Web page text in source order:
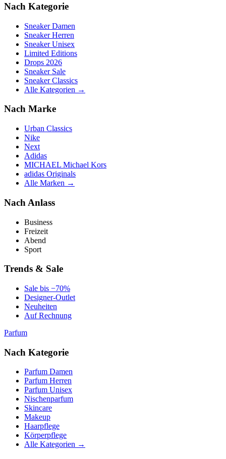
Nach Kategorie
Sneaker Damen
Sneaker Herren
Sneaker Unisex
Limited Editions
Drops 2026
Sneaker Sale
Sneaker Classics
Alle Kategorien →
Nach Marke
Urban Classics
Nike
Next
Adidas
MICHAEL Michael Kors
adidas Originals
Alle Marken →
Nach Anlass
Business
Freizeit
Abend
Sport
Trends & Sale
Sale bis −70%
Designer-Outlet
Neuheiten
Auf Rechnung
Parfum
Nach Kategorie
Parfum Damen
Parfum Herren
Parfum Unisex
Nischenparfum
Skincare
Makeup
Haarpflege
Körperpflege
Alle Kategorien →